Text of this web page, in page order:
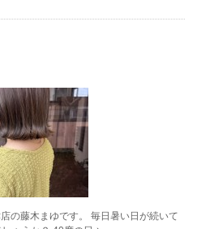
の藤木まゆです。 毎日暑い日が続いて